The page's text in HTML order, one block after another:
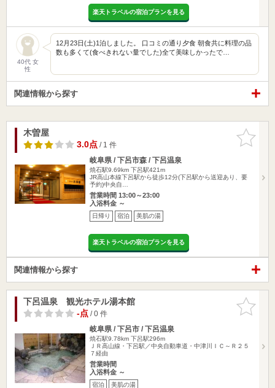
楽天トラベルの宿泊プランを見る
40代 女
性
12月23日(土)1泊しました。 口コミの通り夕食 朝食共に料理の品
数も多くて(食べきれない量でした)全て美味しかったで…
関連情報から探す
お気に入
りに追加
木曽屋
3.0点/ 1 件
岐阜県 / 下呂市森 / 下呂温泉
焼石駅9.69km 下呂駅421m
JR高山本線下呂駅から徒歩12分(下呂駅から送迎あり、要
予約)中央自…
営業時間 13:00～23:00
入浴料金 ～
日帰り 宿泊 美肌の湯
楽天トラベルの宿泊プランを見る
関連情報から探す
お気に入
りに追加
下呂温泉 観光ホテル湯本館
-点/ 0 件
岐阜県 / 下呂市 / 下呂温泉
焼石駅9.78km 下呂駅296m
ＪＲ高山線・下呂駅／中央自動車道・中津川ＩＣ～Ｒ２５
７経由
営業時間
入浴料金 ～
宿泊 美肌の湯